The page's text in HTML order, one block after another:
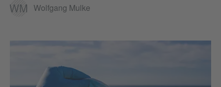
WM Wolfgang Mulke